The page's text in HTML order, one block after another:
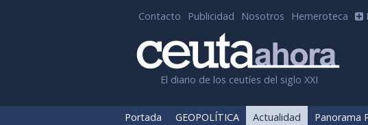
Contacto Publicidad Nosotros Hemeroteca
El diario de los ceutíes del siglo XXI
Portada GEOPOLÍTICA Actualidad Panorama